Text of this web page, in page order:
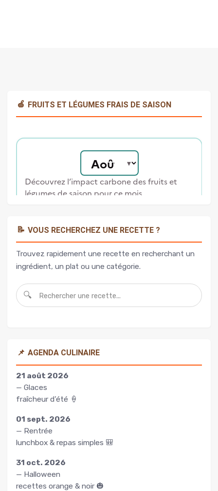
🍏 FRUITS ET LÉGUMES FRAIS DE SAISON
📝 VOUS RECHERCHEZ UNE RECETTE ?
Trouvez rapidement une recette en recherchant un
ingrédient, un plat ou une catégorie.
🔍
📌 AGENDA CULINAIRE
21 août 2026
— Glaces
fraîcheur d’été 🍦
01 sept. 2026
— Rentrée
lunchbox & repas simples 🎒
31 oct. 2026
— Halloween
recettes orange & noir 🎃